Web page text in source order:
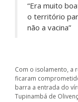
“Era muito
o território
não a vacina”
Com o isolamento, a
ficaram
barra a entrada do
Tupinambá de